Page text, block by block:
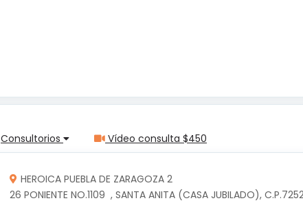
Consultorios Vídeo consulta $450
HEROICA PUEBLA DE ZARAGOZA 2
26 PONIENTE NO.1109  , SANTA ANITA (CASA JUBILADO),